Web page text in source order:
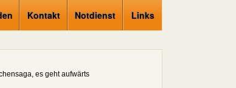
Kontakt Notdienst Links
es geht aufwärts